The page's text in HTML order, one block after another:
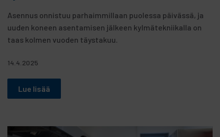
Asennus onnistuu parhaimmillaan puolessa päivässä, ja
uuden koneen asentamisen jälkeen kylmätekniikalla on
taas kolmen vuoden täystakuu.
14.4.2025
Lue lisää